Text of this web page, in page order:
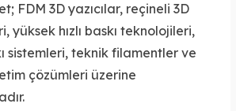
FDM 3D yazıcılar, reçineli 3D
yüksek hızlı baskı teknolojileri,
sistemleri, teknik filamentler ve
çözümleri üzerine